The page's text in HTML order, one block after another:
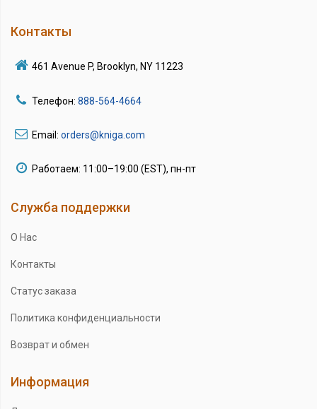
Контакты
461 Avenue P, Brooklyn, NY 11223
Телефон: 888-564-4664
Email: orders@kniga.com
Работаем: 11:00–19:00 (EST), пн-пт
Служба поддержки
О Нас
Контакты
Статус заказа
Политика конфиденциальности
Возврат и обмен
Информация